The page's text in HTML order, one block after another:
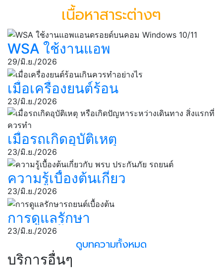
เนื้อหาสาระต่างๆ
WSA ใช้งานแอพ
แอนดรอยด์บนคอม
Windows 10/11
29/มิ.ย./2026
เมื่อเครื่องยนต์ร้อน
เกินควรทำอย่างไร
23/มิ.ย./2026
เมื่อรถเกิดอุบัติเหตุ
หรือเกิดปัญหา
ระหว่างเดินทาง สิ่ง
แรกที่ควรทํา
23/มิ.ย./2026
ความรู้เบื้องต้นเกี่ยว
กับ พรบ ประกันภัย
รถยนต์
23/มิ.ย./2026
การดูแลรักษา
รถยนต์เบื้องต้น
23/มิ.ย./2026
ดูบทความทั้งหมด
บริการอื่นๆ